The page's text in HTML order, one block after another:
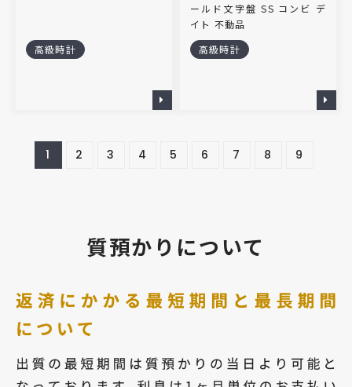
高級時計
ールド文字盤 SS コンビ デ
イト 不動品
高級時計
1 2 3 4 5 6 7 8 9
質預かりについて